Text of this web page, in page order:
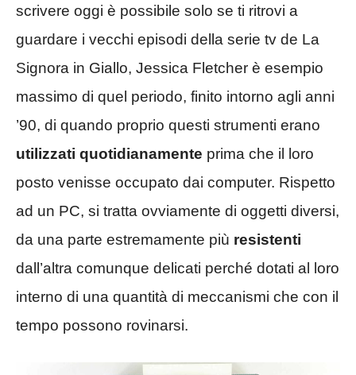
scrivere oggi è possibile solo se ti ritrovi a
guardare i vecchi episodi della serie tv de La
Signora in Giallo, Jessica Fletcher è esempio
massimo di quel periodo, finito intorno agli anni
’90, di quando proprio questi strumenti erano
utilizzati quotidianamente prima che il loro
posto venisse occupato dai computer. Rispetto
ad un PC, si tratta ovviamente di oggetti diversi,
da una parte estremamente più resistenti
dall’altra comunque delicati perché dotati al loro
interno di una quantità di meccanismi che con il
tempo possono rovinarsi.